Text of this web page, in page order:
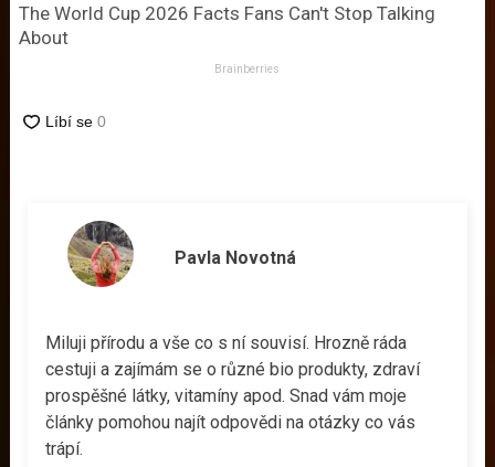
The World Cup 2026 Facts Fans Can't Stop Talking
About
Brainberries
Pavla Novotná
Miluji přírodu a vše co s ní souvisí. Hrozně ráda
cestuji a zajímám se o různé bio produkty, zdraví
prospěšné látky, vitamíny apod. Snad vám moje
články pomohou najít odpovědi na otázky co vás
trápí.